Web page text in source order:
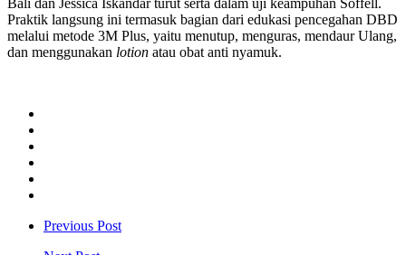
Bali dan Jessica Iskandar turut serta dalam uji keampuhan Soffell.
Praktik langsung ini termasuk bagian dari edukasi pencegahan DBD
melalui metode 3M Plus, yaitu menutup, menguras, mendaur Ulang,
dan menggunakan lotion atau obat anti nyamuk.
Previous Post